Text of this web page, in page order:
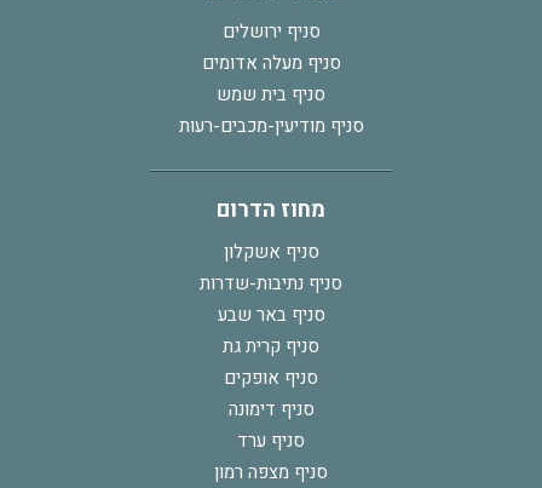
סניף ירושלים
סניף מעלה אדומים
סניף בית שמש
סניף מודיעין-מכבים-רעות
מחוז הדרום
סניף אשקלון
סניף נתיבות-שדרות
סניף באר שבע
סניף קרית גת
סניף אופקים
סניף דימונה
סניף ערד
סניף מצפה רמון